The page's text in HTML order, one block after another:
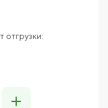
отгрузки: